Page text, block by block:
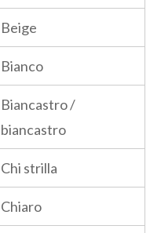
Beige
Bianco
Biancastro /
biancastro
Chi strilla
Chiaro